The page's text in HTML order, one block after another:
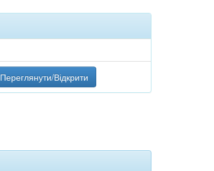
Переглянути/Відкрити